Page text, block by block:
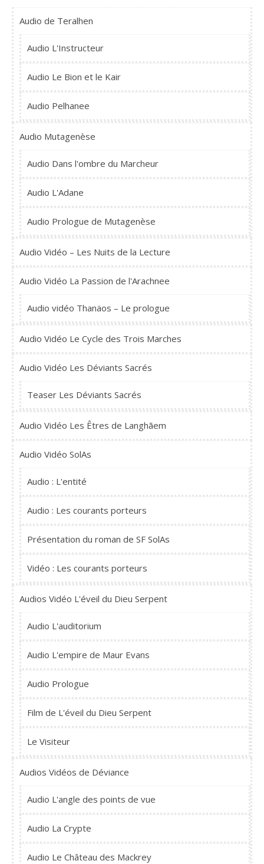
Audio de Teralhen
Audio L'Instructeur
Audio Le Bion et le Kair
Audio Pelhanee
Audio Mutagenèse
Audio Dans l'ombre du Marcheur
Audio L'Adane
Audio Prologue de Mutagenèse
Audio Vidéo – Les Nuits de la Lecture
Audio Vidéo La Passion de l'Arachnee
Audio vidéo Thanäos – Le prologue
Audio Vidéo Le Cycle des Trois Marches
Audio Vidéo Les Déviants Sacrés
Teaser Les Déviants Sacrés
Audio Vidéo Les Êtres de Langhãem
Audio Vidéo SolAs
Audio : L'entité
Audio : Les courants porteurs
Présentation du roman de SF SolAs
Vidéo : Les courants porteurs
Audios Vidéo L'éveil du Dieu Serpent
Audio L'auditorium
Audio L'empire de Maur Evans
Audio Prologue
Film de L'éveil du Dieu Serpent
Le Visiteur
Audios Vidéos de Déviance
Audio L'angle des points de vue
Audio La Crypte
Audio Le Château des Mackrey